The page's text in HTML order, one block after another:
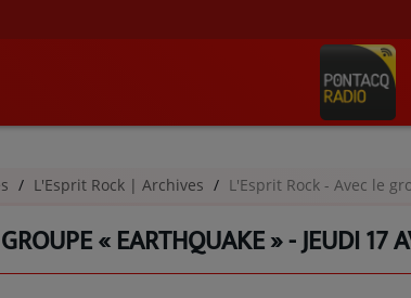
L'Esprit Rock | Archives L'Esprit Rock - Avec le
« EARTHQUAKE » - JEUDI 17